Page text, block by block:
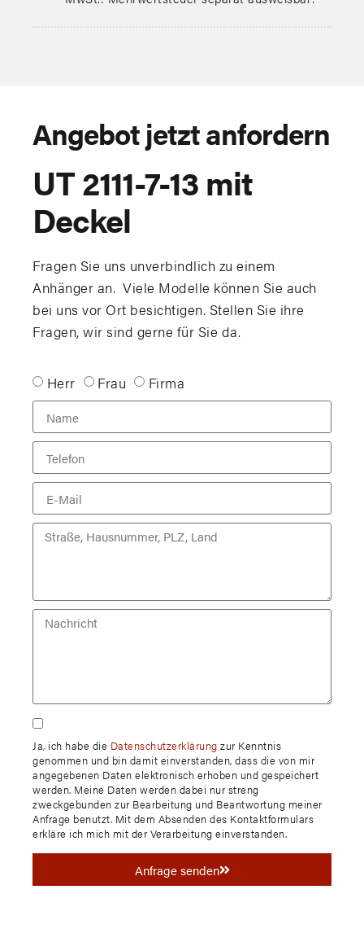
Angebot jetzt anfordern
UT 2111-7-13 mit
Deckel
Fragen Sie uns unverbindlich zu einem
Anhänger an. Viele Modelle können Sie auch
bei uns vor Ort besichtigen. Stellen Sie ihre
Fragen, wir sind gerne für Sie da.
Herr Frau Firma
Ja, ich habe die Datenschutzerklärung zur Kenntnis
genommen und bin damit einverstanden, dass die von mir
angegebenen Daten elektronisch erhoben und gespeichert
werden. Meine Daten werden dabei nur streng
zweckgebunden zur Bearbeitung und Beantwortung meiner
Anfrage benutzt. Mit dem Absenden des Kontaktformulars
erkläre ich mich mit der Verarbeitung einverstanden.
Anfrage senden